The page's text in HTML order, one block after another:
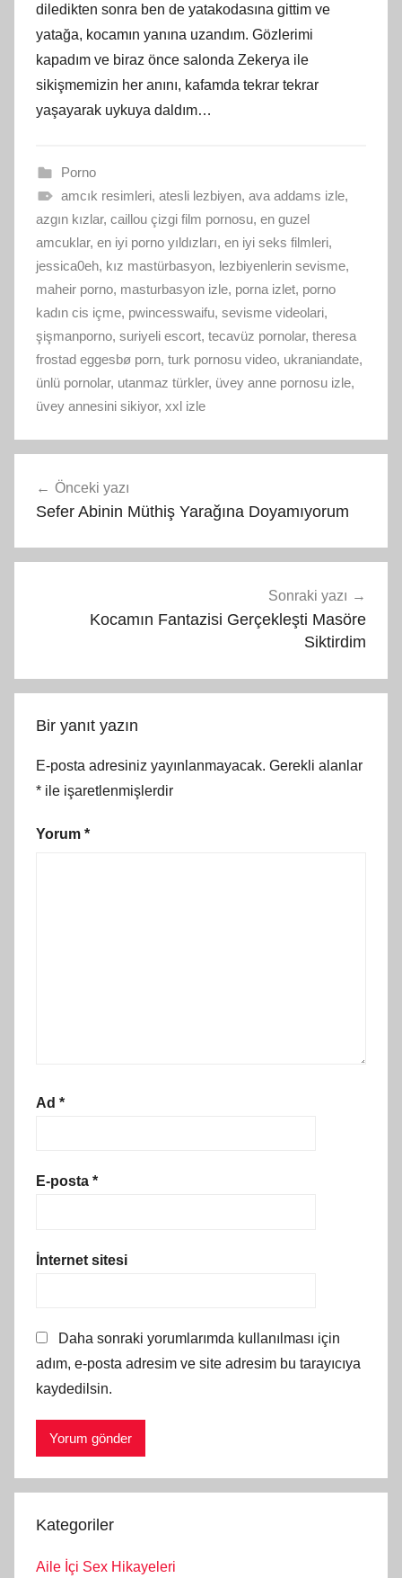
diledikten sonra ben de yatakodasına gittim ve
yatağa, kocamın yanına uzandım. Gözlerimi
kapadım ve biraz önce salonda Zekerya ile
sikişmemizin her anını, kafamda tekrar tekrar
yaşayarak uykuya daldım…
Porno
amcık resimleri, atesli lezbiyen, ava addams izle,
azgın kızlar, caillou çizgi film pornosu, en guzel
amcuklar, en iyi porno yıldızları, en iyi seks filmleri,
jessica0eh, kız mastürbasyon, lezbiyenlerin sevisme,
maheir porno, masturbasyon izle, porna izlet, porno
kadın cis içme, pwincesswaifu, sevisme videolari,
şişmanporno, suriyeli escort, tecavüz pornolar, theresa
frostad eggesbø porn, turk pornosu video, ukraniandate,
ünlü pornolar, utanmaz türkler, üvey anne pornosu izle,
üvey annesini sikiyor, xxl izle
gezinmesi
Önceki yazı
Sefer Abinin Müthiş Yarağına Doyamıyorum
Sonraki yazı
Kocamın Fantazisi Gerçekleşti Masöre
Siktirdim
Bir yanıt yazın
E-posta adresiniz yayınlanmayacak. Gerekli alanlar
* ile işaretlenmişlerdir
Yorum *
Ad *
E-posta *
İnternet sitesi
Daha sonraki yorumlarımda kullanılması için
adım, e-posta adresim ve site adresim bu tarayıcıya
kaydedilsin.
Kategoriler
Aile İçi Sex Hikayeleri